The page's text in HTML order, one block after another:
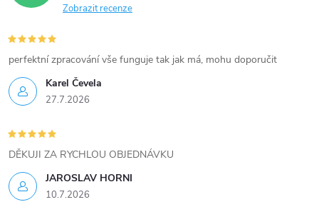
Zobrazit recenze
Karel Čevela
27.7.2026
perfektní zpracování vše funguje tak jak má, mohu doporučit
JAROSLAV HORNI
10.7.2026
DĚKUJI ZA RYCHLOU OBJEDNÁVKU